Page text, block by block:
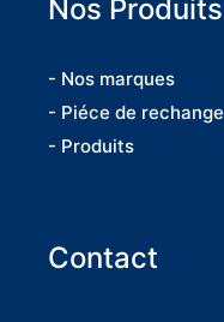
Nos Produits
- Nos marques
- Piéce de rechange
- Produits
Contact